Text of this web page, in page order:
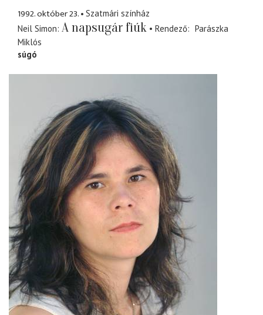
1992. október 23.
Szatmári színház
Neil Simon A napsugár fiúk Rendező
Parászka
Miklós
súgó